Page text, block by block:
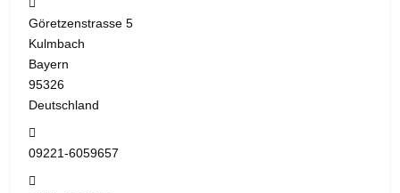
Göretzenstrasse 5
Kulmbach
Bayern
95326
Deutschland
09221-6059657